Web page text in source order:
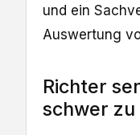
und ein
Auswertung
Richter
schwer